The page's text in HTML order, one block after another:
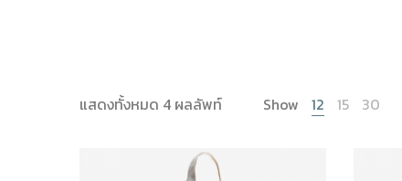
แสดงทั้งหมด 4 ผลลัพท์ Show 12 15 30